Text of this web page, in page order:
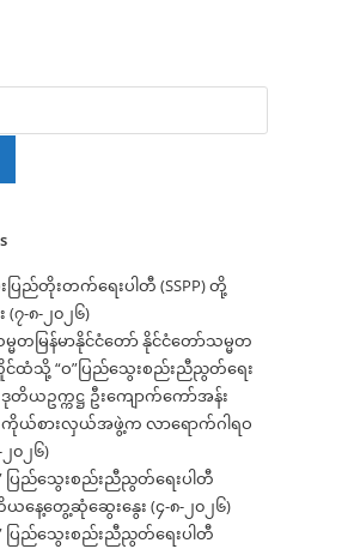
းပြည်တိုးတက်ရေးပါတီ (SSPP) တို့
၇-၈-၂၀၂၆)
မတမြန်မာနိုင်ငံတော် နိုင်ငံတော်သမ္မတ
င်ထံသို့ “ဝ”ပြည်သွေးစည်းညီညွတ်ရေး
ဒုတိယဥက္ကဋ္ဌ ဦးကျောက်ကော်အန်း
ယ်စားလှယ်အဖွဲ့က လာရောက်ဂါရဝ
၀၂၆)
ဝ” ပြည်သွေးစည်းညီညွတ်ရေးပါတီ
ယနေ့တွေ့ဆုံဆွေးနွေး (၄-၈-၂၀၂၆)
ဝ” ပြည်သွေးစည်းညီညွတ်ရေးပါတီ